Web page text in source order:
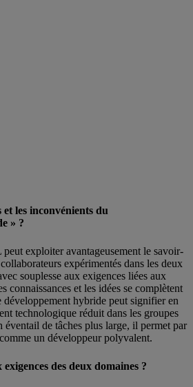
et les inconvénients du
» ?
exploiter avantageusement le savoir-
expérimentés dans les deux
souplesse aux exigences liées aux
connaissances et les idées se complètent
hybride peut signifier en
technologique réduit dans les groupes
éventail de tâches plus large, il permet par
un développeur polyvalent.
des deux domaines ?